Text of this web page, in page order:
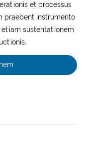
et processus
praebent instrumento
sustentationem